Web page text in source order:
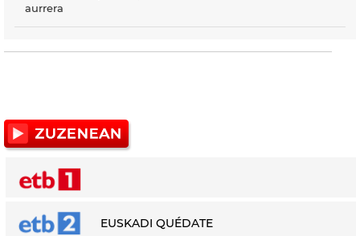
aurrera
EUSKADI QUÉDATE